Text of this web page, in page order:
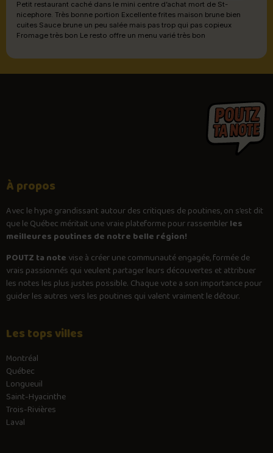
Petit restaurant caché dans le mini centre d’achat mort de St-
nicephore. Très bonne portion Excellente frites maison brune bien
cuites Sauce brune un peu salée mais pas trop qui pas copieux
Fromage très bon Le resto offre un menu varié très bon
À propos
Avec lehypegrandissant autour des critiques de poutines, on s’est dit
que le Québec méritait une vraie plateforme pour rassemblerles
meilleures poutines de notre belle région!
POUTZ ta note vise à créer une communauté engagée, formée de
vrais passionnés qui veulent partager leurs découvertes et attribuer
les notes les plus justes possible. Chaque vote a son importance pour
guider les autres vers les poutines qui valent vraiment le détour.
Les tops villes
Montréal
Québec
Longueuil
Saint-Hyacinthe
Trois-Rivières
Laval